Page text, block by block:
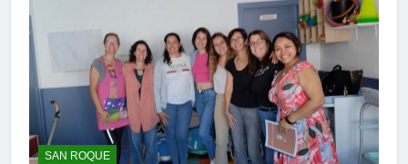
SAN ROQUE